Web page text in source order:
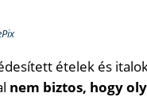
ételek és
nem biztos, hogy